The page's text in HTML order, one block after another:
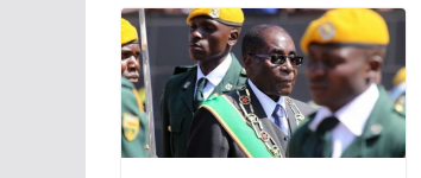
l
a
s
s
n
r
a
m